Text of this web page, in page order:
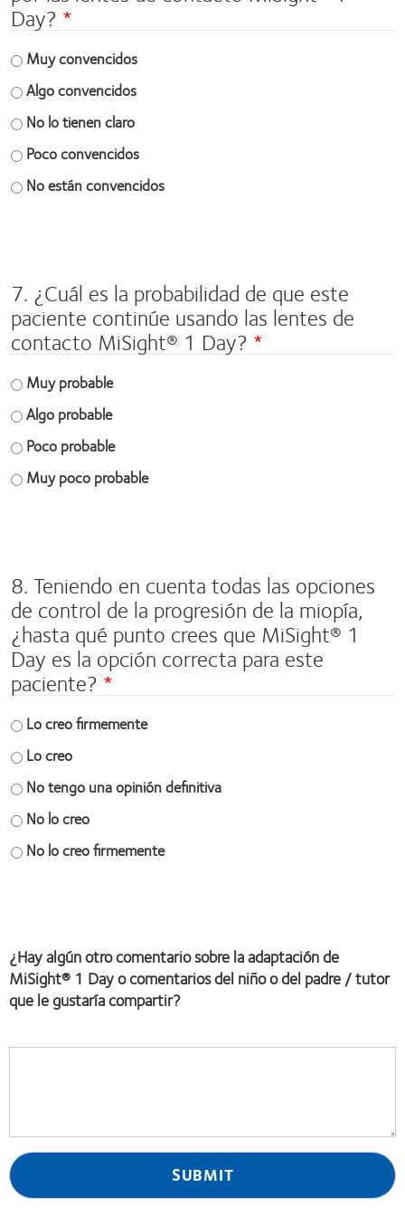
Day?
Muy convencidos
Algo convencidos
No lo tienen claro
Poco convencidos
No están convencidos
7. ¿Cuál es la probabilidad de que este
paciente continúe usando las lentes de
contacto MiSight® 1 Day?
Muy probable
Algo probable
Poco probable
Muy poco probable
8. Teniendo en cuenta todas las opciones
de control de la progresión de la miopía,
¿hasta qué punto crees que MiSight® 1
Day es la opción correcta para este
paciente?
Lo creo firmemente
Lo creo
No tengo una opinión definitiva
No lo creo
No lo creo firmemente
¿Hay algún otro comentario sobre la adaptación de
MiSight® 1 Day o comentarios del niño o del padre / tutor
que le gustaría compartir?